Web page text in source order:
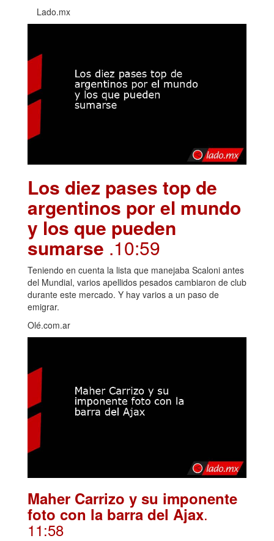
Lado.mx
Los diez pases top de
argentinos por el mundo
y los que pueden
sumarse .10:59
Teniendo en cuenta la lista que manejaba Scaloni antes
del Mundial, varios apellidos pesados cambiaron de club
durante este mercado. Y hay varios a un paso de
emigrar.
Olé.com.ar
Maher Carrizo y su imponente
foto con la barra del Ajax.
11:58